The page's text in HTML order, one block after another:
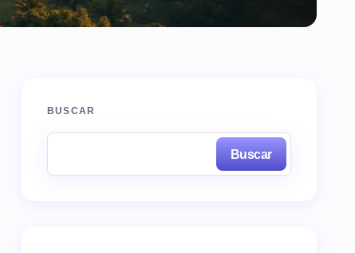
BUSCAR
Buscar